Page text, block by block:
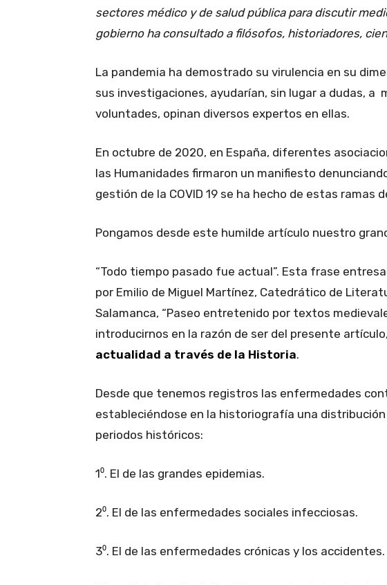
sectores médico y de salud pública para discutir
gobierno ha consultado a filósofos, historiadores,
La pandemia ha demostrado su virulencia en su
sus investigaciones, ayudarían, sin lugar a dudas, a
voluntades, opinan diversos expertos en ellas.
En octubre de 2020, en España, diferentes
las Humanidades firmaron un manifiesto
gestión de la COVID 19 se ha hecho de estas ramas
Pongamos desde este humilde artículo nuestro
“Todo tiempo pasado fue actual”. Esta frase
por Emilio de Miguel Martínez, Catedrático de
Salamanca, “Paseo entretenido por textos
introducirnos en la razón de ser del presente artículo,
actualidad a través de la Historia.
Desde que tenemos registros las enfermedades
estableciéndose en la historiografía una
periodos históricos:
1⁰. El de las grandes epidemias.
2⁰. El de las enfermedades sociales infecciosas.
3⁰. El de las enfermedades crónicas y los accidentes.